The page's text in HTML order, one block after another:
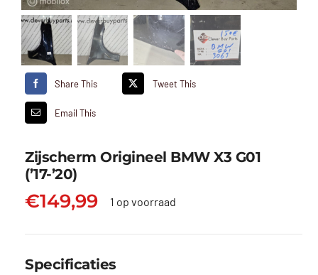
Share This Tweet This
Email This
Zijscherm Origineel BMW X3 G01
(’17-’20)
€149,99 1 op voorraad
Specificaties